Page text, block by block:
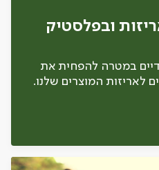
ובפלסטיק
במטרה להפחית את
לאריזות המוצרים שלנו.